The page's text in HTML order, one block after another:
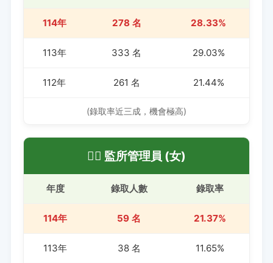
114年 278 名 28.33%
113年 333 名 29.03%
112年 261 名 21.44%
(錄取率近三成，機會極高)
👮‍♀️ 監所管理員 (女)
年度 錄取人數 錄取率
114年 59 名 21.37%
113年 38 名 11.65%